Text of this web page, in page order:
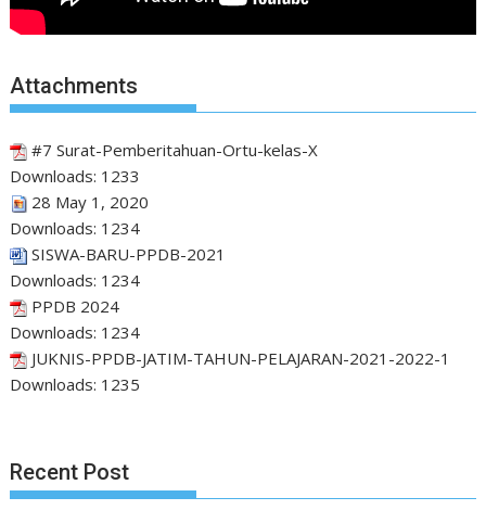
Attachments
#7 Surat-Pemberitahuan-Ortu-kelas-X
Downloads: 1233
28 May 1, 2020
Downloads: 1234
SISWA-BARU-PPDB-2021
Downloads: 1234
PPDB 2024
Downloads: 1234
JUKNIS-PPDB-JATIM-TAHUN-PELAJARAN-2021-2022-1
Downloads: 1235
Recent Post